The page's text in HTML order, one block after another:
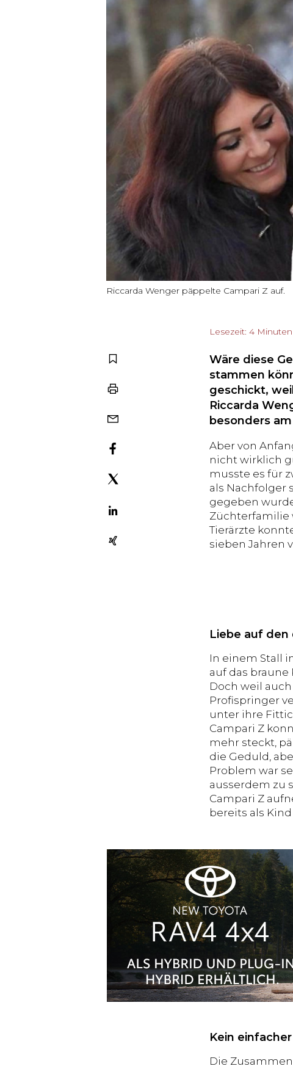
Riccarda Wenger päppelte Campari Z auf.
Lesezeit: 4 Minuten
Wäre diese
stammen
geschickt,
Riccarda
besonders
Aber von
nicht wirklich
musste es für
als Nachfolger
gegeben
Züchterfamilie
Tierärzte
sieben Jahren
Liebe auf den
In einem Stall
auf das braune
Doch weil
Profispringer
unter ihre
Campari Z
mehr steckt,
die Geduld,
Problem war
ausserdem zu
Campari Z
bereits als
Kein
Die